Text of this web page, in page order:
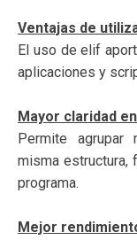
Ventajas de
El uso de elif
aplicaciones y
Mayor claridad
Permite
misma estructura,
programa.
Mejor